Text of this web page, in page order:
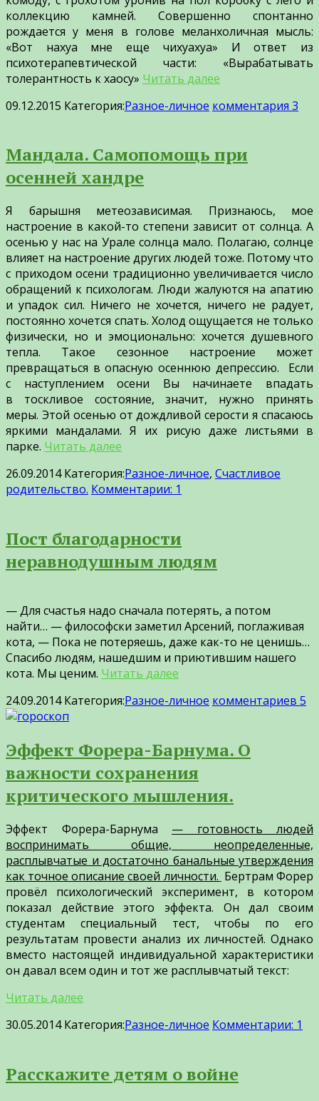
коллекцию камней. Совершенно спонтанно
рождается у меня в голове меланхоличная мысль:
«Вот нахуа мне еще чихуахуа» И ответ из
психотерапевтической части: «Вырабатывать
толерантность к хаосу» Читать далее
09.12.2015 Категория:Разное-личное комментария 3
Мандала. Самопомощь при
осенней хандре
Я барышня метеозависимая. Признаюсь, мое
настроение в какой-то степени зависит от солнца. А
осенью у нас на Урале солнца мало. Полагаю, солнце
влияет на настроение других людей тоже. Потому что
с приходом осени традиционно увеличивается число
обращений к психологам. Люди жалуются на апатию
и упадок сил. Ничего не хочется, ничего не радует,
постоянно хочется спать. Холод ощущается не только
физически, но и эмоционально: хочется душевного
тепла. Такое сезонное настроение может
превращаться в опасную осеннюю депрессию. Если
с наступлением осени Вы начинаете впадать
в тоскливое состояние, значит, нужно принять
меры. Этой осенью от дождливой серости я спасаюсь
яркими мандалами. Я их рисую даже листьями в
парке. Читать далее
26.09.2014 Категория:Разное-личное, Счастливое
родительство. Комментарии: 1
Пост благодарности
неравнодушным людям
— Для счастья надо сначала потерять, а потом
найти… — философски заметил Арсений, поглаживая
кота, — Пока не потеряешь, даже как-то не ценишь…
Спасибо людям, нашедшим и приютившим нашего
кота. Мы ценим. Читать далее
24.09.2014 Категория:Разное-личное комментариев 5
Эффект Форера-Барнума. О
важности сохранения
критического мышления.
Эффект Форера-Барнума — готовность людей
воспринимать общие, неопределенные,
расплывчатые и достаточно банальные утверждения
как точное описание своей личности. Бертрам Форер
провёл психологический эксперимент, в котором
показал действие этого эффекта. Он дал своим
студентам специальный тест, чтобы по его
результатам провести анализ их личностей. Однако
вместо настоящей индивидуальной характеристики
он давал всем один и тот же расплывчатый текст:
Читать далее
30.05.2014 Категория:Разное-личное Комментарии: 1
Расскажите детям о войне